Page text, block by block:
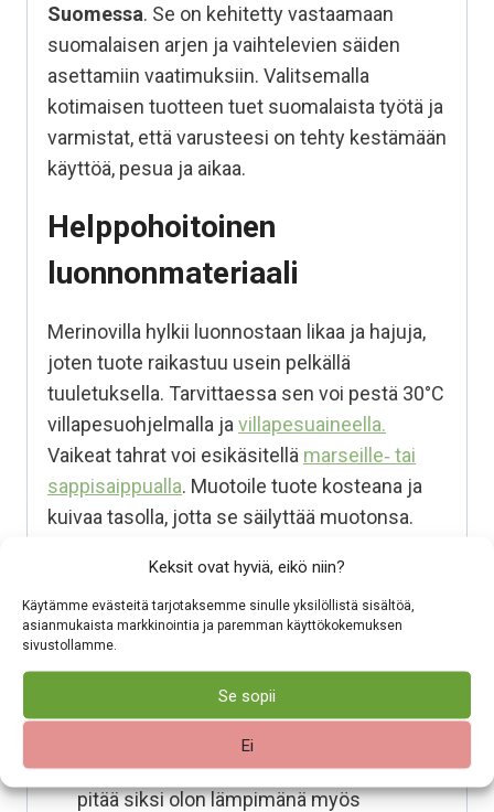
Keksit ovat hyviä, eikö niin?
Käytämme evästeitä tarjotaksemme sinulle yksilöllistä sisältöä,
asianmukaista markkinointia ja paremman käyttökokemuksen
sivustollamme.
Se sopii
Ei
Suomessa. Se on kehitetty vastaamaan
suomalaisen arjen ja vaihtelevien säiden
asettamiin vaatimuksiin. Valitsemalla
kotimaisen tuotteen tuet suomalaista työtä ja
varmistat, että varusteesi on tehty kestämään
käyttöä, pesua ja aikaa.
Helppohoitoinen
luonnonmateriaali
Merinovilla hylkii luonnostaan likaa ja hajuja,
joten tuote raikastuu usein pelkällä
tuuletuksella. Tarvittaessa sen voi pestä 30°C
villapesuohjelmalla ja villapesuaineella.
Vaikeat tahrat voi esikäsitellä marseille‑ tai
sappisaippualla. Muotoile tuote kosteana ja
kuivaa tasolla, jotta se säilyttää muotonsa.
Pehmeää 100% merinovillaa
Hengittää, eikä hiosta:Antaa ihon
hengittää tuntuu siksi mukavalta päällä.
Merino mukautuu lämpötilan vaihteluihin,
eikä hiosta, vaikka lämpötila vaihtuisi.
Lämmittää myös kosteana:
lämpöä sitomalla ilmaa kuitujen väliin ja
pitää siksi olon lämpimänä myös